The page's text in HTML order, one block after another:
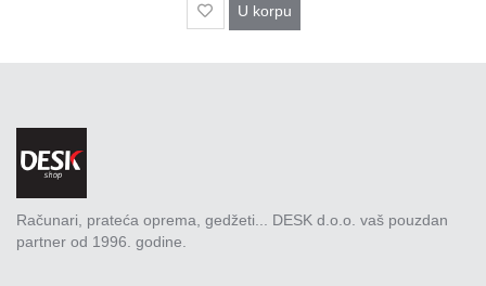
U korpu
Računari, prateća oprema, gedžeti... DESK d.o.o. vaš pouzdan
partner od 1996. godine.